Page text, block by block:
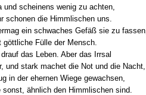
und scheinens wenig zu achten,
schonen die Himmlischen uns.
ein schwaches Gefäß sie zu fassen,
göttliche Fülle der Mensch.
das Leben. Aber das Irrsal
und stark machet die Not und die Nacht,
in der ehernen Wiege gewachsen,
sonst, ähnlich den Himmlischen sind.